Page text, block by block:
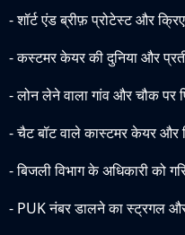
- शॉर्ट एंड ब्रीफ़ प्रोटेस्ट और
- कस्टमर केयर की दुनिया और
- लोन लेने वाला गांव और चौक पर
- चैट बॉट वाले कास्टमर केयर और
- बिजली विभाग के अधिकारी को
- PUK नंबर डालने का स्ट्रगल और